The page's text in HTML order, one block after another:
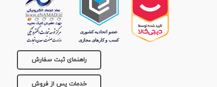
راهنمای ثبت سفارش
خدمات پس از فروش